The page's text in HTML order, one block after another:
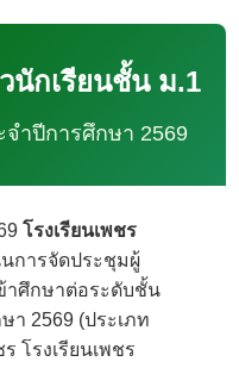
นักเรียนชั้น ม.1
จำปีการศึกษา 2569
โรงเรียนเพชร
การจัดประชุมผู้
าศึกษาต่อระดับชั้น
า 2569 (ประเภท
โรงเรียนเพชร